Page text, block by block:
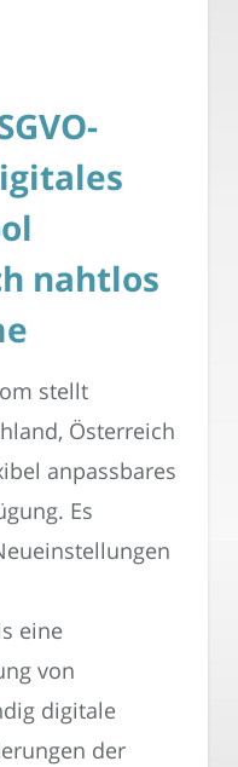
nahtlos
stellt
Österreich
anpassbares
Es
eine
von
digitale
der